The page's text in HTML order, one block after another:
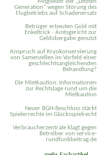
Generation“ wegen Störung des
Flugbetriebs auf Schadenersatz
Betrüger erbeuten Gold mit
Enkeltrick - Amtsgericht zur
Geldübergabe genutzt
Anspruch auf Kryokonservierung
von Samenzellen im Vorfeld einer
geschlechtsangleichenden
Behandlung?
Die Mietkaution: Informationen
zur Rechtslage rund um die
Mietkaution
Neuer BGH-Beschluss stärkt
Spielerrechte im Glücksspielrecht
Verbraucherzentrale klagt gegen
Betreiber von service-
rundfunkbeitrag.de